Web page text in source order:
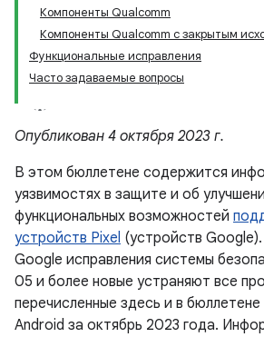
Компоненты Qualcomm
Компоненты Qualcomm с закрытым
Функциональные исправления
Часто задаваемые вопросы
Опубликован 4 октября 2023 г.
В этом бюллетене содержится
уязвимостях в защите и об
функциональных возможностей
устройств Pixel (устройств
Google исправления системы
05 и более новые устраняют все
перечисленные здесь и в
Android за октябрь 2023 года.